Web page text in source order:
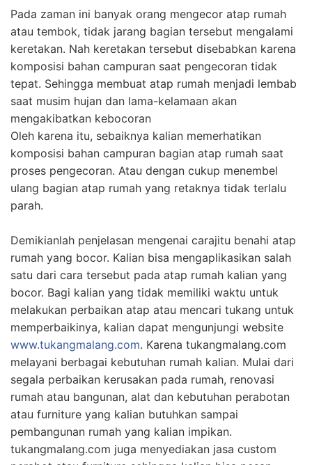
atau furniture yang kalian butuhkan sampai
pembangunan rumah yang kalian impikan.
tukangmalang.com juga menyediakan jasa custom
perabot atau furniture sehingga kalian bisa pesan
custom sesuai selera kalian.
Kalian tidak perlu khawatir lagi soal kualitas dari
tukangmalang.com karena tukangmalang.com memiliki
tukang yang ahli pada bidangnya dan professional,
menggunakan bahan bangunan yang berkualitas. Serta
tukangmalang.com memberikan masa retensi atau
garansi untuk pekerjaan yang sudah selesai.
Semoga artikel ini bermanfaat bagi kalian. Terima
www.tukangmalang.com
“tukang datang keluarga tenang..”
8 TIPS REALISASIKAN TAMAN
IMPIAN DI RUMAH
TIPS · AUGUST 14, 2019
Rumah tanpa taman akan terlihat gersang, dan sedikit
memberi kesan panas. Nah untuk kamu yang ingin
membuat taman impian seperti di majalah tv atau
taman milik tetanga? Bingung karena lahan rumah
anda tidak memiliki cukup ruang untuk membuat